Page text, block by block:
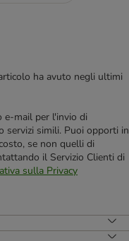
ha avuto negli ultimi
e-mail per l'invio di
servizi simili. Puoi opporti in
se non quelli di
il Servizio Clienti di
sulla Privacy